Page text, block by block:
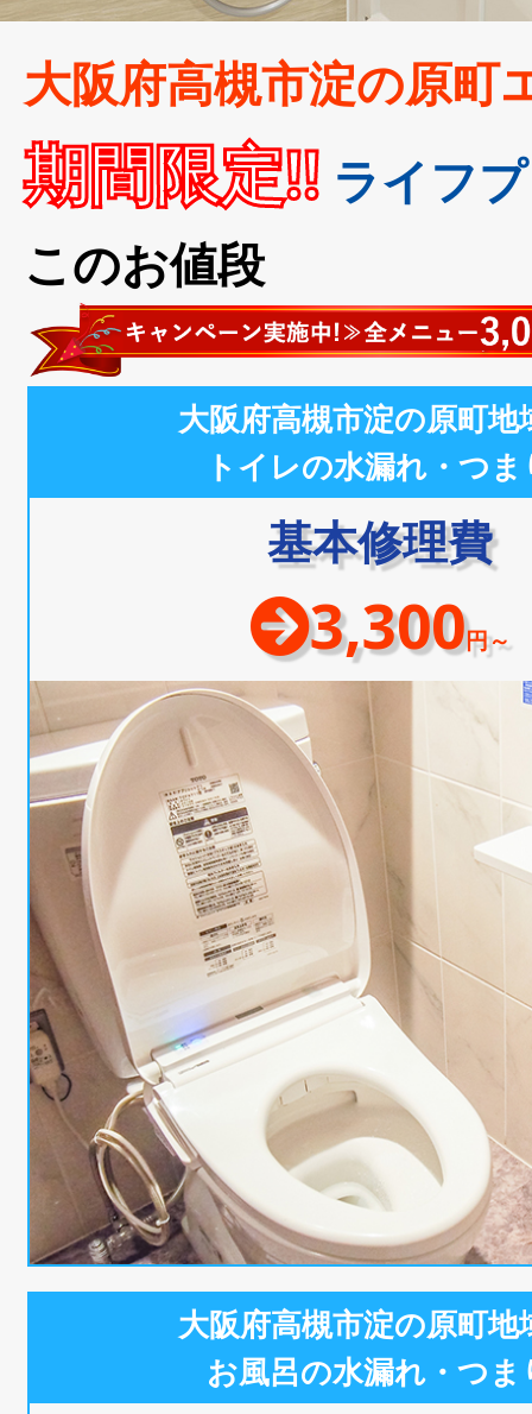
大阪府高槻市淀の原町
期間限定!! ライフ
このお値段
大阪府高槻市淀の原町地
トイレの水漏れ・つま
基本修理費
3,300円～
大阪府高槻市淀の原町地
お風呂の水漏れ・つま